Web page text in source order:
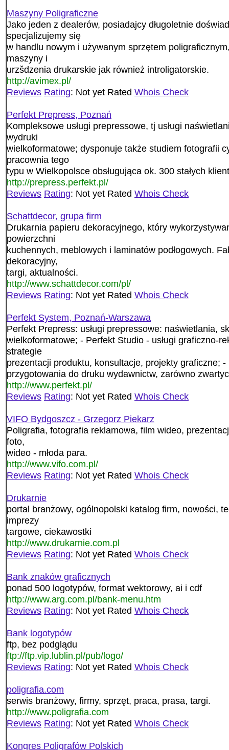
Maszyny Poligraficzne
Jako jeden z dealerów, posiadajcy długoletnie
specjalizujemy się
w handlu nowym i używanym sprzętem
maszyny i
urzšdzenia drukarskie jak również introligatorskie.
http://avimex.pl/
Reviews Rating: Not yet Rated Whois Check
Perfekt Prepress, Poznań
Kompleksowe usługi prepressowe, tj usługi
wydruki
wielkoformatowe; dysponuje także studiem fotografii
pracownia tego
typu w Wielkopolsce obsługująca ok. 300 stałych
http://prepress.perfekt.pl/
Reviews Rating: Not yet Rated Whois Check
Schattdecor, grupa firm
Drukarnia papieru dekoracyjnego, który
powierzchni
kuchennych, meblowych i laminatów podłogowych.
dekoracyjny,
targi, aktualności.
http://www.schattdecor.com/pl/
Reviews Rating: Not yet Rated Whois Check
Perfekt System, Poznań-Warszawa
Perfekt Prepress: usługi prepressowe: naświetlania,
wielkoformatowe; - Perfekt Studio - usługi graficzno-
strategie
prezentacji produktu, konsultacje, projekty graficzne; -
przygotowania do druku wydawnictw, zarówno
http://www.perfekt.pl/
Reviews Rating: Not yet Rated Whois Check
VIFO Bydgoszcz - Grzegorz Piekarz
Poligrafia, fotografia reklamowa, film wideo,
foto,
wideo - młoda para.
http://www.vifo.com.pl/
Reviews Rating: Not yet Rated Whois Check
Drukarnie
portal branżowy, ogólnopolski katalog firm, nowości,
imprezy
targowe, ciekawostki
http://www.drukarnie.com.pl
Reviews Rating: Not yet Rated Whois Check
Bank znaków graficznych
ponad 500 logotypów, format wektorowy, ai i cdf
http://www.arg.com.pl/bank-menu.htm
Reviews Rating: Not yet Rated Whois Check
Bank logotypów
ftp, bez podglądu
ftp://ftp.vip.lublin.pl/pub/logo/
Reviews Rating: Not yet Rated Whois Check
poligrafia.com
serwis branżowy, firmy, sprzęt, praca, prasa, targi.
http://www.poligrafia.com
Reviews Rating: Not yet Rated Whois Check
Kongres Poligrafów Polskich